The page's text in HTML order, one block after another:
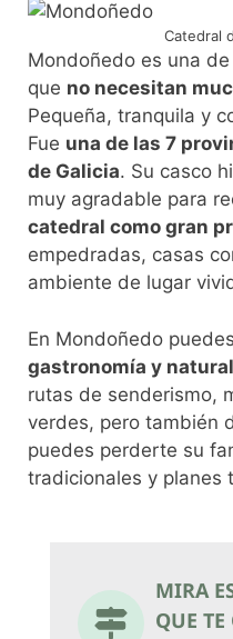
Catedral
Mondoñedo es una
que no necesitan
Pequeña, tranquila y
Fue una de las 7
de Galicia. Su casco
muy agradable para
catedral como gran
empedradas, casas
ambiente de lugar
En Mondoñedo puedes
gastronomía y
rutas de senderismo,
verdes, pero también
puedes perderte su
tradicionales y planes
MIRA
QUE TE